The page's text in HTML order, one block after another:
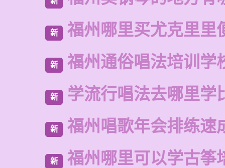
新 福州哪里买尤克里里
新 福州通俗唱法培训学
新 学流行唱法去哪里学
新 福州唱歌年会排练速
新 福州哪里可以学古筝